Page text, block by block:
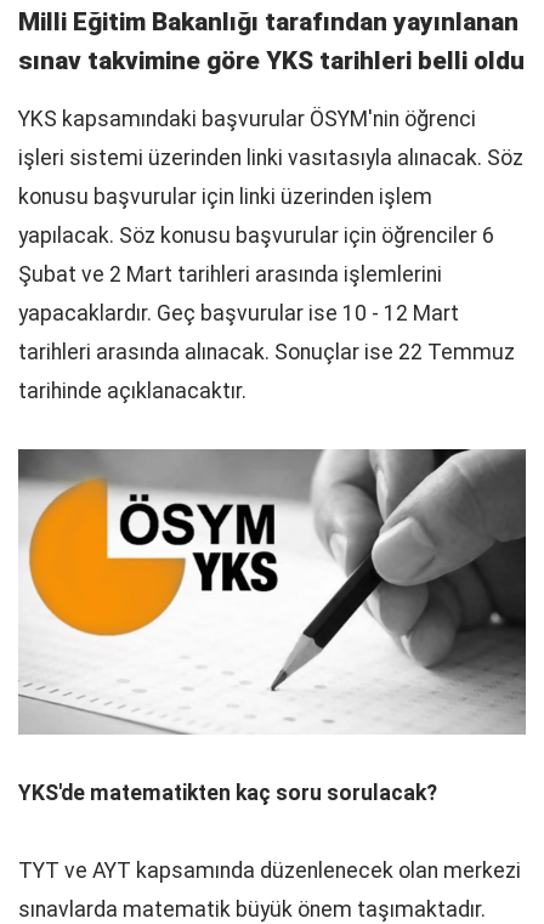
Milli Eğitim Bakanlığı tarafından yayınlanan
sınav takvimine göre YKS tarihleri belli oldu
YKS kapsamındaki başvurular ÖSYM'nin öğrenci
işleri sistemi üzerinden linki vasıtasıyla alınacak. Söz
konusu başvurular için linki üzerinden işlem
yapılacak. Söz konusu başvurular için öğrenciler 6
Şubat ve 2 Mart tarihleri arasında işlemlerini
yapacaklardır. Geç başvurular ise 10 - 12 Mart
tarihleri arasında alınacak. Sonuçlar ise 22 Temmuz
tarihinde açıklanacaktır.
YKS'de matematikten kaç soru sorulacak?
TYT ve AYT kapsamında düzenlenecek olan merkezi
sınavlarda matematik büyük önem taşımaktadır.